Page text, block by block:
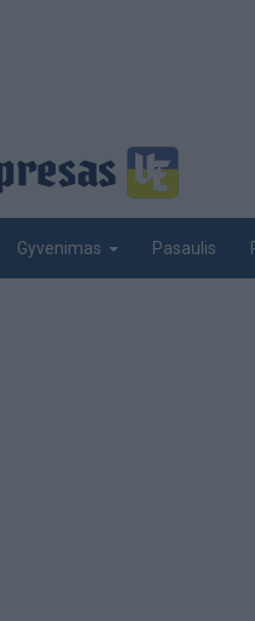
Gyvenimas Pasaulis